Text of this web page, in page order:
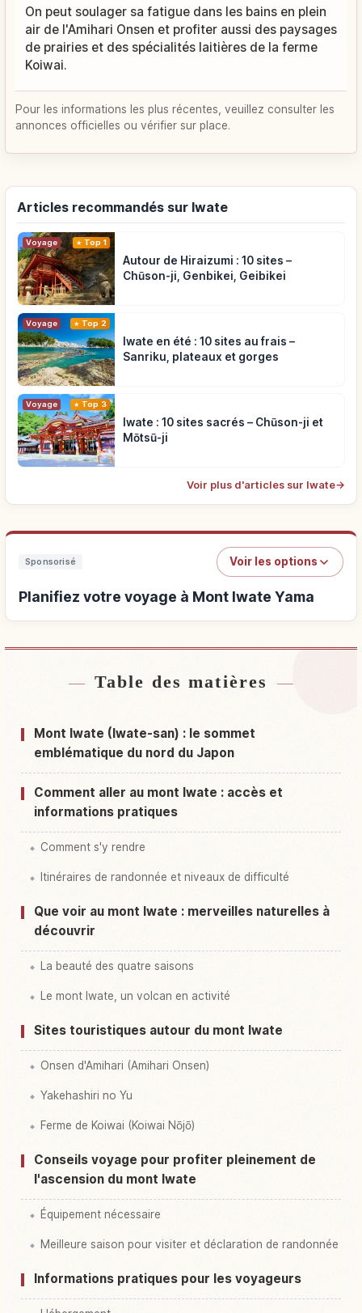
On peut soulager sa fatigue dans les bains en plein
air de l'Amihari Onsen et profiter aussi des paysages
de prairies et des spécialités laitières de la ferme
Koiwai.
Pour les informations les plus récentes, veuillez consulter les
annonces officielles ou vérifier sur place.
Articles recommandés sur Iwate
Voyage Top 1
Autour de Hiraizumi : 10 sites –
Chūson-ji, Genbikei, Geibikei
Voyage Top 2
Iwate en été : 10 sites au frais –
Sanriku, plateaux et gorges
Voyage Top 3
Iwate : 10 sites sacrés – Chūson-ji et
Mōtsū-ji
Voir plus d'articles sur Iwate→
Sponsorisé Voir les options
Planifiez votre voyage à Mont Iwate Yama
Hébergements près de Mont Iwate Yama
Activités à Mont Iwate Yama
Table des matières
Mont Iwate (Iwate-san) : le sommet
emblématique du nord du Japon
Comment aller au mont Iwate : accès et
informations pratiques
Comment s'y rendre
Itinéraires de randonnée et niveaux de difficulté
Que voir au mont Iwate : merveilles naturelles à
découvrir
La beauté des quatre saisons
Le mont Iwate, un volcan en activité
Sites touristiques autour du mont Iwate
Onsen d'Amihari (Amihari Onsen)
Yakehashiri no Yu
Ferme de Koiwai (Koiwai Nōjō)
Conseils voyage pour profiter pleinement de
l'ascension du mont Iwate
Équipement nécessaire
Meilleure saison pour visiter et déclaration de randonnée
Informations pratiques pour les voyageurs